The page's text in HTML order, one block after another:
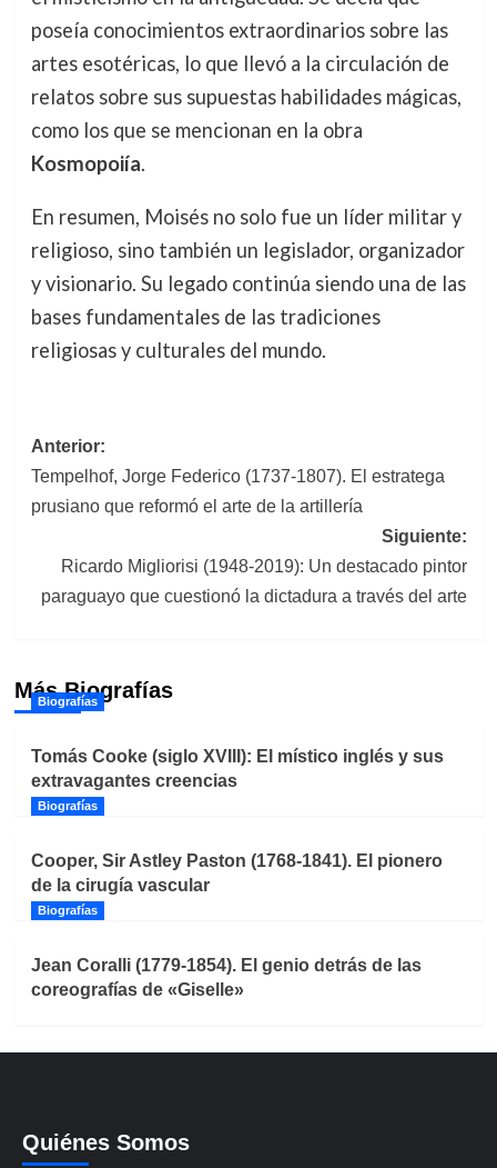
poseía conocimientos extraordinarios sobre las
artes esotéricas, lo que llevó a la circulación de
relatos sobre sus supuestas habilidades mágicas,
como los que se mencionan en la obra
Kosmopoiía.
En resumen, Moisés no solo fue un líder militar y
religioso, sino también un legislador, organizador
y visionario. Su legado continúa siendo una de las
bases fundamentales de las tradiciones
religiosas y culturales del mundo.
Navegación
de
Anterior:
Tempelhof, Jorge Federico (1737-1807). El estratega
prusiano que reformó el arte de la artillería
Siguiente:
Ricardo Migliorisi (1948-2019): Un destacado pintor
paraguayo que cuestionó la dictadura a través del arte
Más Biografías
Biografías
Tomás Cooke (siglo XVIII): El místico inglés y sus
extravagantes creencias
Biografías
Cooper, Sir Astley Paston (1768-1841). El pionero
de la cirugía vascular
Biografías
Jean Coralli (1779-1854). El genio detrás de las
coreografías de «Giselle»
Quiénes Somos